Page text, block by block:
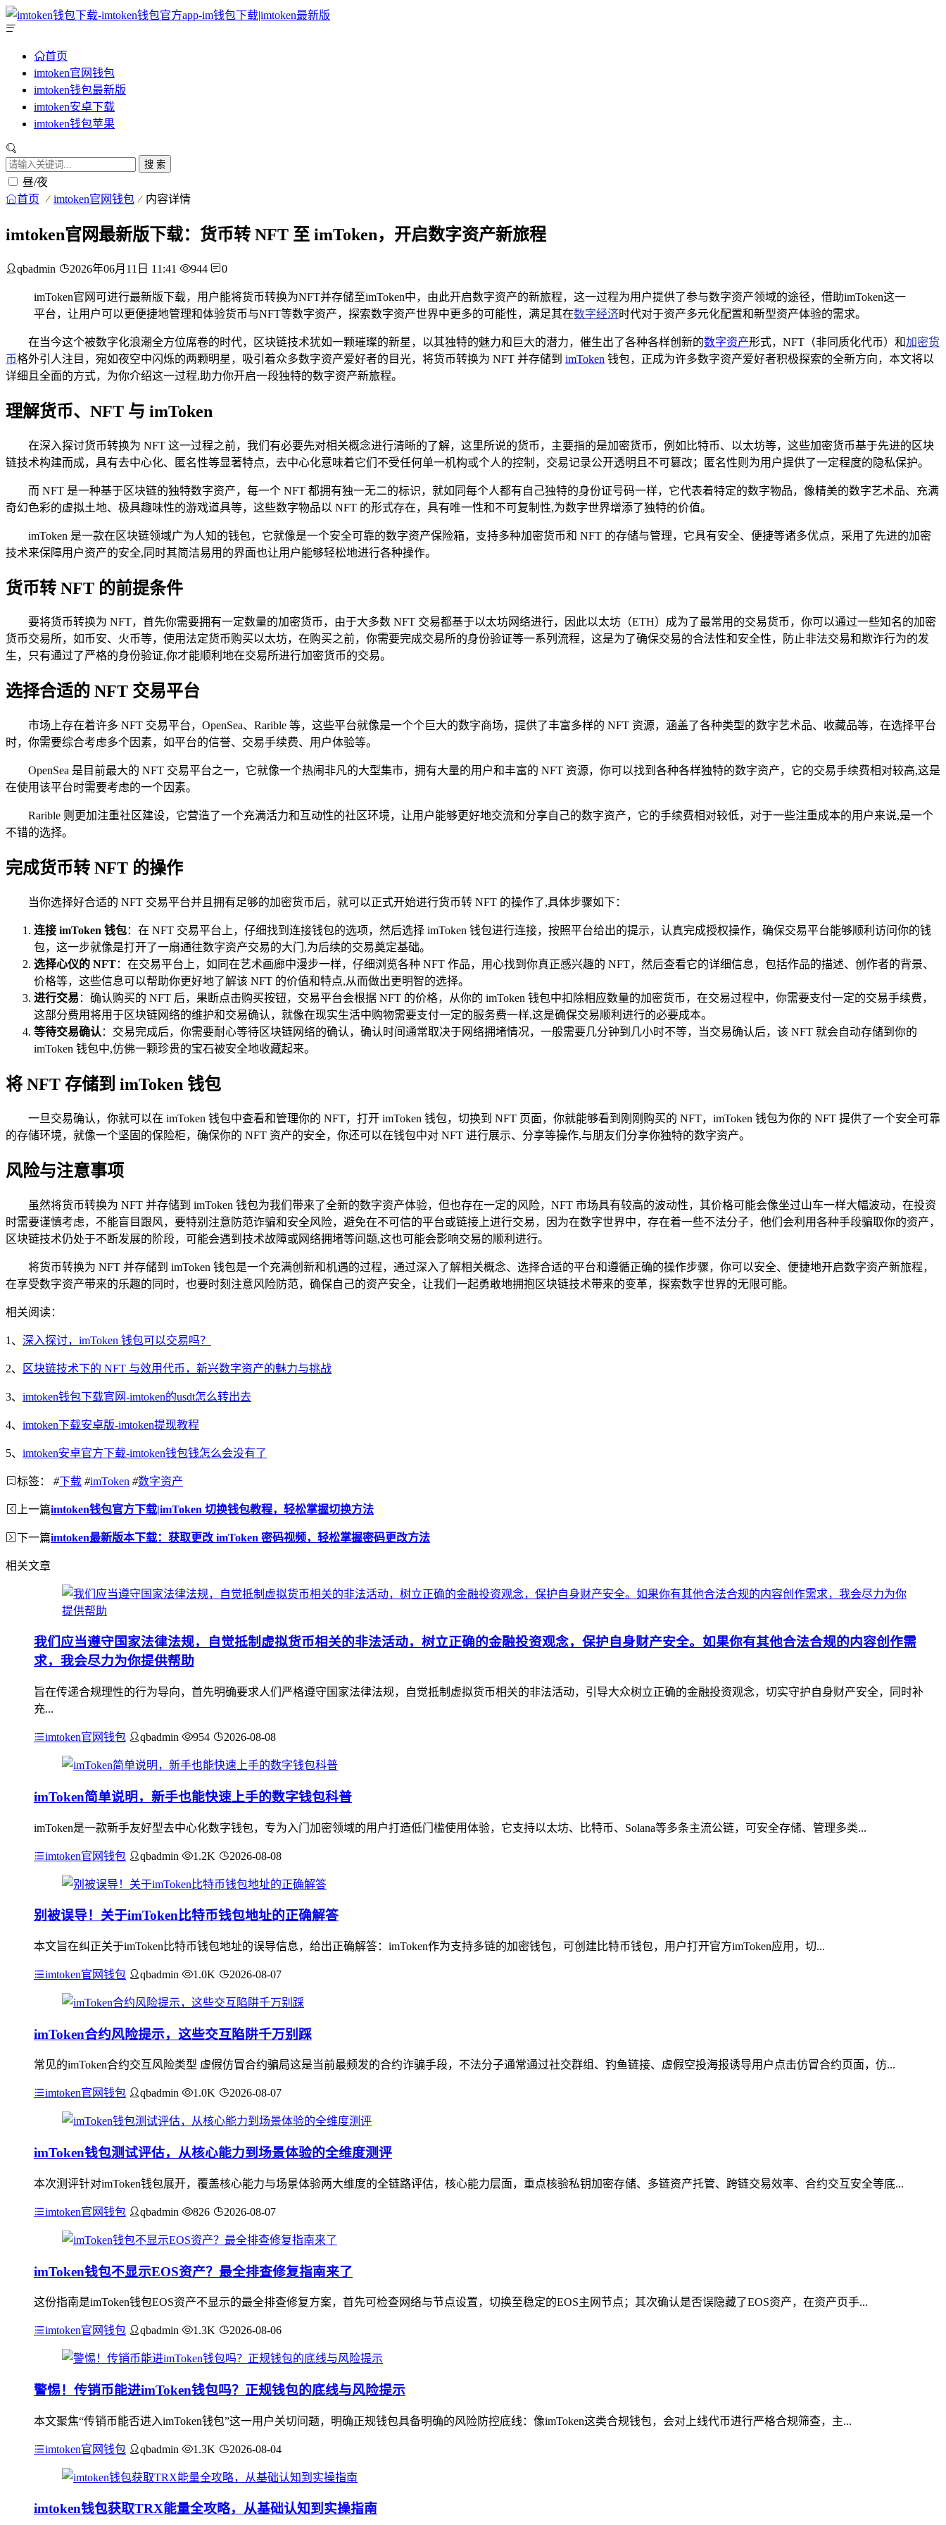
首页
imtoken官网钱包
imtoken钱包最新版
imtoken安卓下载
imtoken钱包苹果
搜 索
昼/夜
首页 imtoken官网钱包 内容详情
imtoken官网最新版下载：货币转 NFT 至 imToken，开启数字资产新旅程
qbadmin 2026年06月11日 11:41 944 0
imToken官网可进行最新版下载，用户能将货币转换为NFT并存储至imToken中，由此开启数字资产的新旅程，这一过程为用户提供了参与数字资产领域的途径，借助imToken这一
平台，让用户可以更便捷地管理和体验货币与NFT等数字资产，探索数字资产世界中更多的可能性，满足其在数字经济时代对于资产多元化配置和新型资产体验的需求。
在当今这个被数字化浪潮全方位席卷的时代，区块链技术犹如一颗璀璨的新星，以其独特的魅力和巨大的潜力，催生出了各种各样创新的数字资产形式，NFT（非同质化代币）和加密货
币格外引人注目，宛如夜空中闪烁的两颗明星，吸引着众多数字资产爱好者的目光，将货币转换为 NFT 并存储到 imToken 钱包，正成为许多数字资产爱好者积极探索的全新方向，本文将以
详细且全面的方式，为你介绍这一过程,助力你开启一段独特的数字资产新旅程。
理解货币、NFT 与 imToken
在深入探讨货币转换为 NFT 这一过程之前，我们有必要先对相关概念进行清晰的了解，这里所说的货币，主要指的是加密货币，例如比特币、以太坊等，这些加密货币基于先进的区块
链技术构建而成，具有去中心化、匿名性等显著特点，去中心化意味着它们不受任何单一机构或个人的控制，交易记录公开透明且不可篡改；匿名性则为用户提供了一定程度的隐私保护。
而 NFT 是一种基于区块链的独特数字资产，每一个 NFT 都拥有独一无二的标识，就如同每个人都有自己独特的身份证号码一样，它代表着特定的数字物品，像精美的数字艺术品、充满
奇幻色彩的虚拟土地、极具趣味性的游戏道具等，这些数字物品以 NFT 的形式存在，具有唯一性和不可复制性,为数字世界增添了独特的价值。
imToken 是一款在区块链领域广为人知的钱包，它就像是一个安全可靠的数字资产保险箱，支持多种加密货币和 NFT 的存储与管理，它具有安全、便捷等诸多优点，采用了先进的加密
技术来保障用户资产的安全,同时其简洁易用的界面也让用户能够轻松地进行各种操作。
货币转 NFT 的前提条件
要将货币转换为 NFT，首先你需要拥有一定数量的加密货币，由于大多数 NFT 交易都基于以太坊网络进行，因此以太坊（ETH）成为了最常用的交易货币，你可以通过一些知名的加密
货币交易所，如币安、火币等，使用法定货币购买以太坊，在购买之前，你需要完成交易所的身份验证等一系列流程，这是为了确保交易的合法性和安全性，防止非法交易和欺诈行为的发
生，只有通过了严格的身份验证,你才能顺利地在交易所进行加密货币的交易。
选择合适的 NFT 交易平台
市场上存在着许多 NFT 交易平台，OpenSea、Rarible 等，这些平台就像是一个个巨大的数字商场，提供了丰富多样的 NFT 资源，涵盖了各种类型的数字艺术品、收藏品等，在选择平台
时，你需要综合考虑多个因素，如平台的信誉、交易手续费、用户体验等。
OpenSea 是目前最大的 NFT 交易平台之一，它就像一个热闹非凡的大型集市，拥有大量的用户和丰富的 NFT 资源，你可以找到各种各样独特的数字资产，它的交易手续费相对较高,这是
在使用该平台时需要考虑的一个因素。
Rarible 则更加注重社区建设，它营造了一个充满活力和互动性的社区环境，让用户能够更好地交流和分享自己的数字资产，它的手续费相对较低，对于一些注重成本的用户来说,是一个
不错的选择。
完成货币转 NFT 的操作
当你选择好合适的 NFT 交易平台并且拥有足够的加密货币后，就可以正式开始进行货币转 NFT 的操作了,具体步骤如下：
连接 imToken 钱包：在 NFT 交易平台上，仔细找到连接钱包的选项，然后选择 imToken 钱包进行连接，按照平台给出的提示，认真完成授权操作，确保交易平台能够顺利访问你的钱
包，这一步就像是打开了一扇通往数字资产交易的大门,为后续的交易奠定基础。
选择心仪的 NFT：在交易平台上，如同在艺术画廊中漫步一样，仔细浏览各种 NFT 作品，用心找到你真正感兴趣的 NFT，然后查看它的详细信息，包括作品的描述、创作者的背景、
价格等，这些信息可以帮助你更好地了解该 NFT 的价值和特点,从而做出更明智的选择。
进行交易 ：确认购买的 NFT 后，果断点击购买按钮，交易平台会根据 NFT 的价格，从你的 imToken 钱包中扣除相应数量的加密货币，在交易过程中，你需要支付一定的交易手续费，
这部分费用将用于区块链网络的维护和交易确认，就像在现实生活中购物需要支付一定的服务费一样,这是确保交易顺利进行的必要成本。
等待交易确认 ：交易完成后，你需要耐心等待区块链网络的确认，确认时间通常取决于网络拥堵情况，一般需要几分钟到几小时不等，当交易确认后，该 NFT 就会自动存储到你的
imToken 钱包中,仿佛一颗珍贵的宝石被安全地收藏起来。
将 NFT 存储到 imToken 钱包
一旦交易确认，你就可以在 imToken 钱包中查看和管理你的 NFT，打开 imToken 钱包，切换到 NFT 页面，你就能够看到刚刚购买的 NFT，imToken 钱包为你的 NFT 提供了一个安全可靠
的存储环境，就像一个坚固的保险柜，确保你的 NFT 资产的安全，你还可以在钱包中对 NFT 进行展示、分享等操作,与朋友们分享你独特的数字资产。
风险与注意事项
虽然将货币转换为 NFT 并存储到 imToken 钱包为我们带来了全新的数字资产体验，但也存在一定的风险，NFT 市场具有较高的波动性，其价格可能会像坐过山车一样大幅波动，在投资
时需要谨慎考虑，不能盲目跟风，要特别注意防范诈骗和安全风险，避免在不可信的平台或链接上进行交易，因为在数字世界中，存在着一些不法分子，他们会利用各种手段骗取你的资产，
区块链技术仍处于不断发展的阶段，可能会遇到技术故障或网络拥堵等问题,这也可能会影响交易的顺利进行。
将货币转换为 NFT 并存储到 imToken 钱包是一个充满创新和机遇的过程，通过深入了解相关概念、选择合适的平台和遵循正确的操作步骤，你可以安全、便捷地开启数字资产新旅程，
在享受数字资产带来的乐趣的同时，也要时刻注意风险防范，确保自己的资产安全，让我们一起勇敢地拥抱区块链技术带来的变革，探索数字世界的无限可能。
相关阅读：
1、 深入探讨，imToken 钱包可以交易吗？
2、 区块链技术下的 NFT 与效用代币，新兴数字资产的魅力与挑战
3、 imtoken钱包下载官网-imtoken的usdt怎么转出去
4、 imtoken下载安卓版-imtoken提现教程
5、 imtoken安卓官方下载-imtoken钱包钱怎么会没有了
标签： #下载 #imToken #数字资产
上一篇imtoken钱包官方下载|imToken 切换钱包教程，轻松掌握切换方法
下一篇imtoken最新版本下载：获取更改 imToken 密码视频，轻松掌握密码更改方法
相关文章
我们应当遵守国家法律法规，自觉抵制虚拟货币相关的非法活动，树立正确的金融投资观念，保护自身财产安全。如果你有其他合法合规的内容创作需
求，我会尽力为你提供帮助
旨在传递合规理性的行为导向，首先明确要求人们严格遵守国家法律法规，自觉抵制虚拟货币相关的非法活动，引导大众树立正确的金融投资观念，切实守护自身财产安全，同时补
充...
imtoken官网钱包 qbadmin 954 2026-08-08
imToken简单说明，新手也能快速上手的数字钱包科普
imToken是一款新手友好型去中心化数字钱包，专为入门加密领域的用户打造低门槛使用体验，它支持以太坊、比特币、Solana等多条主流公链，可安全存储、管理多类...
imtoken官网钱包 qbadmin 1.2K 2026-08-08
别被误导！关于imToken比特币钱包地址的正确解答
本文旨在纠正关于imToken比特币钱包地址的误导信息，给出正确解答：imToken作为支持多链的加密钱包，可创建比特币钱包，用户打开官方imToken应用，切...
imtoken官网钱包 qbadmin 1.0K 2026-08-07
imToken合约风险提示，这些交互陷阱千万别踩
常见的imToken合约交互风险类型 虚假仿冒合约骗局这是当前最频发的合约诈骗手段，不法分子通常通过社交群组、钓鱼链接、虚假空投海报诱导用户点击仿冒合约页面，仿...
imtoken官网钱包 qbadmin 1.0K 2026-08-07
imToken钱包测试评估，从核心能力到场景体验的全维度测评
本次测评针对imToken钱包展开，覆盖核心能力与场景体验两大维度的全链路评估，核心能力层面，重点核验私钥加密存储、多链资产托管、跨链交易效率、合约交互安全等底...
imtoken官网钱包 qbadmin 826 2026-08-07
imToken钱包不显示EOS资产？最全排查修复指南来了
这份指南是imToken钱包EOS资产不显示的最全排查修复方案，首先可检查网络与节点设置，切换至稳定的EOS主网节点；其次确认是否误隐藏了EOS资产，在资产页手...
imtoken官网钱包 qbadmin 1.3K 2026-08-06
警惕！传销币能进imToken钱包吗？正规钱包的底线与风险提示
本文聚焦“传销币能否进入imToken钱包”这一用户关切问题，明确正规钱包具备明确的风险防控底线：像imToken这类合规钱包，会对上线代币进行严格合规筛查，主...
imtoken官网钱包 qbadmin 1.3K 2026-08-04
imtoken钱包获取TRX能量全攻略，从基础认知到实操指南